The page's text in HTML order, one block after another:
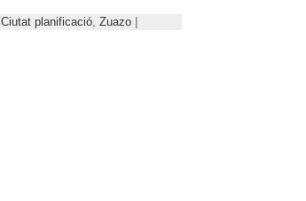
Ciutat planificació, Zuazo